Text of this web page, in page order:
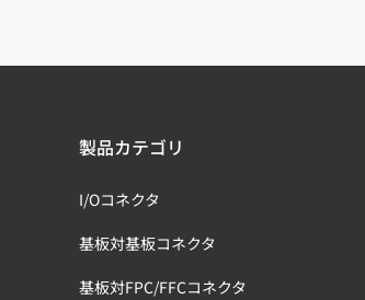
製品カテゴリ
I/Oコネクタ
基板対基板コネクタ
基板対FPC/FFCコネクタ